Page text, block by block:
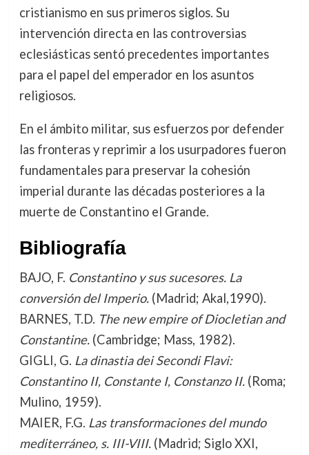
cristianismo en sus primeros siglos. Su
intervención directa en las controversias
eclesiásticas sentó precedentes importantes
para el papel del emperador en los asuntos
religiosos.
En el ámbito militar, sus esfuerzos por defender
las fronteras y reprimir a los usurpadores fueron
fundamentales para preservar la cohesión
imperial durante las décadas posteriores a la
muerte de Constantino el Grande.
Bibliografía
BAJO, F. Constantino y sus sucesores. La
conversión del Imperio.(Madrid; Akal,1990).
BARNES, T.D. The new empire of Diocletian and
Constantine.(Cambridge; Mass, 1982).
GIGLI, G. La dinastia dei Secondi Flavi:
Constantino II, Constante I, Constanzo II.(Roma;
Mulino, 1959).
MAIER, F.G. Las transformaciones del mundo
mediterráneo, s. III-VIII.(Madrid; Siglo XXI,